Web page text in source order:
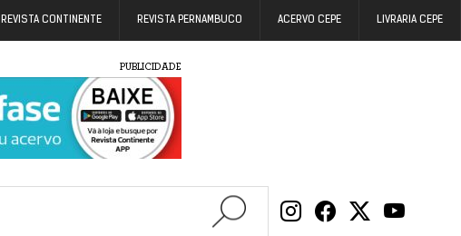
REVISTA CONTINENTE REVISTA PERNAMBUCO ACERVO CEPE LIVRARIA CEPE
PUBLICIDADE